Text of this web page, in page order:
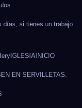
días, si tienes un trabajo
IGLESIAINICIO
EN SERVILLETAS.